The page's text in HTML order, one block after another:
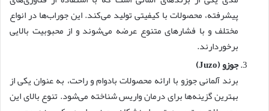
پیشرفته، محصولات با کیفیتی تولید می‌کند. این جوراب‌ها در انواع
مختلف و با فشارهای متنوع عرضه می‌شوند و از محبوبیت بالایی
برخوردارند.
جوزو (Juzo)
برند آلمانی جوزو با ارائه محصولات بادوام و راحت، به عنوان یکی از
بهترین گزینه‌ها برای درمان واریس شناخته می‌شود. تنوع بالای این